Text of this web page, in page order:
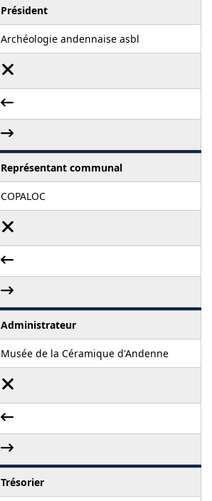
Président
Archéologie andennaise asbl
Représentant communal
COPALOC
Administrateur
Musée de la Céramique d'Andenne
Trésorier